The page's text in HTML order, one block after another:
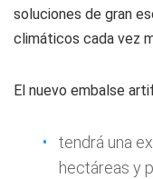
soluciones de gran
climáticos cada vez
El nuevo embalse
tendrá una
hectáreas y